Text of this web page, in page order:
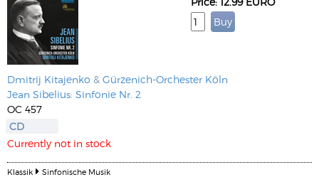
Dmitrij Kitajenko & Gürzenich-Orchester Köln
Jean Sibelius: Sinfonie Nr. 2
OC 457
CD
Currently not in stock
Klassik Sinfonische Musik